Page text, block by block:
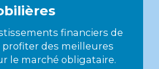
financiers de
des meilleures
le marché obligataire.